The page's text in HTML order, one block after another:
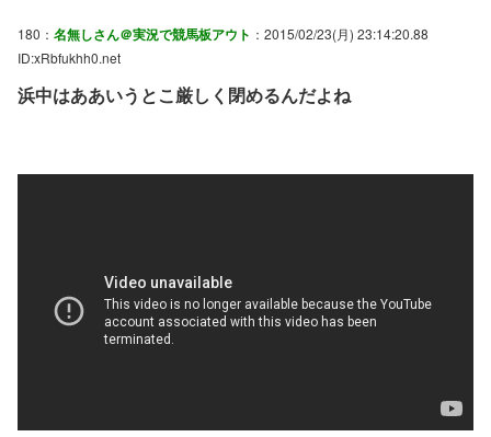
180： 名無しさん＠実況で競馬板アウト ：2015/02/23(月) 23:14:20.88
ID:xRbfukhh0.net
浜中はああいうとこ厳しく閉めるんだよね